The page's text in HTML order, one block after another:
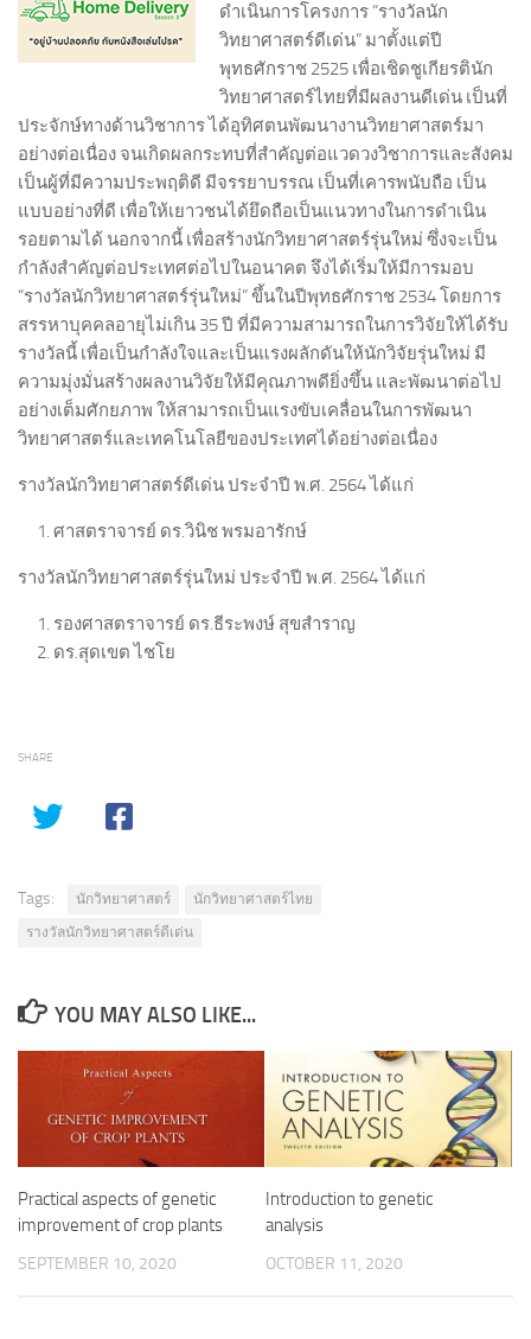
ดำเนินการโครงการ “รางวัลนัก
วิทยาศาสตร์ดีเด่น” มาตั้งแต่ปี
พุทธศักราช 2525 เพื่อเชิดชูเกียรตินัก
วิทยาศาสตร์ไทยที่มีผลงานดีเด่น เป็นที่
ประจักษ์ทางด้านวิชาการ ได้อุทิศตนพัฒนางานวิทยาศาสตร์มา
อย่างต่อเนื่อง จนเกิดผลกระทบที่สำคัญต่อแวดวงวิชาการและสังคม
เป็นผู้ที่มีความประพฤติดี มีจรรยาบรรณ เป็นที่เคารพนับถือ เป็น
แบบอย่างที่ดี เพื่อให้เยาวชนได้ยึดถือเป็นแนวทางในการดำเนิน
รอยตามได้ นอกจากนี้ เพื่อสร้างนักวิทยาศาสตร์รุ่นใหม่ ซึ่งจะเป็น
กำลังสำคัญต่อประเทศต่อไปในอนาคต จึงได้เริ่มให้มีการมอบ
“รางวัลนักวิทยาศาสตร์รุ่นใหม่” ขึ้นในปีพุทธศักราช 2534 โดยการ
สรรหาบุคคลอายุไม่เกิน 35 ปี ที่มีความสามารถในการวิจัยให้ได้รับ
รางวัลนี้ เพื่อเป็นกำลังใจและเป็นแรงผลักดันให้นักวิจัยรุ่นใหม่ มี
ความมุ่งมั่นสร้างผลงานวิจัยให้มีคุณภาพดียิ่งขึ้น และพัฒนาต่อไป
อย่างเต็มศักยภาพ ให้สามารถเป็นแรงขับเคลื่อนในการพัฒนา
วิทยาศาสตร์และเทคโนโลยีของประเทศได้อย่างต่อเนื่อง
รางวัลนักวิทยาศาสตร์ดีเด่น ประจำปี พ.ศ. 2564 ได้แก่
ศาสตราจารย์ ดร.วินิช พรมอารักษ์
รางวัลนักวิทยาศาสตร์รุ่นใหม่ ประจำปี พ.ศ. 2564 ได้แก่
รองศาสตราจารย์ ดร.ธีระพงษ์ สุขสำราญ
ดร.สุดเขต ไชโย
SHARE
Tags: นักวิทยาศาสตร์
นักวิทยาศาสตร์ไทย
รางวัลนักวิทยาศาสตร์ดีเด่น
YOU MAY ALSO LIKE...
Practical aspects of genetic
improvement of crop plants
SEPTEMBER 10, 2020
Introduction to genetic
analysis
OCTOBER 11, 2020